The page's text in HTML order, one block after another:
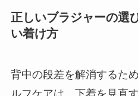
正しいブラジャーの選
い着け方
背中の段差を解消するた